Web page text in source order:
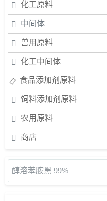
化工原料
中间体
兽用原料
化工中间体
食品添加剂原料
饲料添加剂原料
农用原料
商店
醇溶苯胺黑 99%